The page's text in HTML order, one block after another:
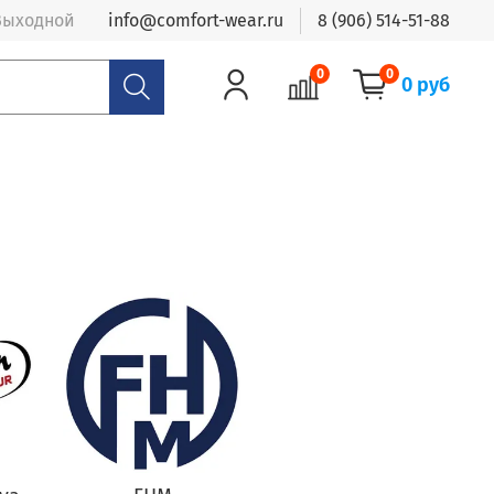
info@comfort-wear.ru 8 (906) 514-51-88
0 0 0 руб